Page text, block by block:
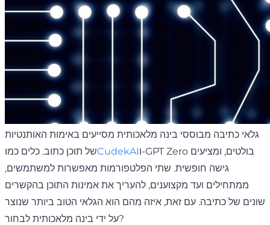
גלאי כתיבה מבוססי בינה מלאכותית מסייעים באימות האותנטיות
של תוכן כתוב. כלים כמוCudekAIו-GPT Zero בולטים, ומציעים
גישה חופשית. שתי הפלטפורמות מאפשרות למשתמשים,
ממתחילים ועד מקצוענים, להעריך את אמינות התוכן בהקשרים
שונים של כתיבה. עם זאת, איזה מהם הוא הגלאי הטוב ביותר שנוצר
על ידי בינה מלאכותית לבחור?